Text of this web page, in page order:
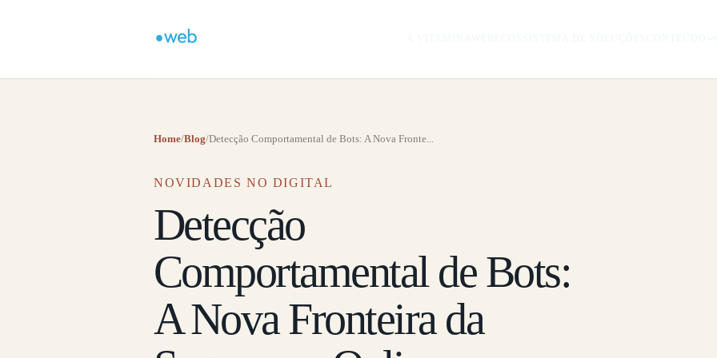
Home/Blog/Detecção Comportamental de Bots: A Nova Fronte...
NOVIDADES NO DIGITAL
Detecção
Comportamental de Bots:
A Nova Fronteira da